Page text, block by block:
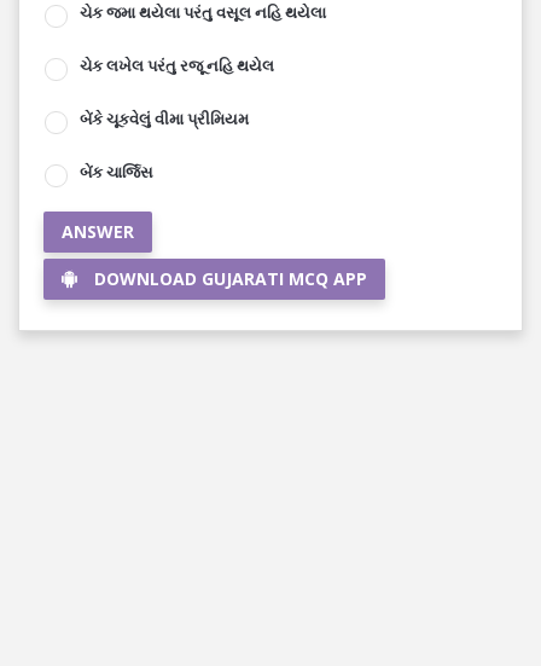
ચેક જમા થયેલા પરંતુ વસૂલ નહિ થયેલા
ચેક લખેલ પરંતુ રજૂ નહિ થયેલ
બેંકે ચૂકવેલું વીમા પ્રીમિયમ
બેંક ચાર્જિસ
ANSWER
DOWNLOAD GUJARATI MCQ APP